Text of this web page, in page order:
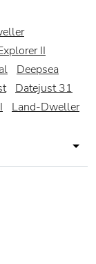
II
Deepsea
Datejust 31
Land-Dweller